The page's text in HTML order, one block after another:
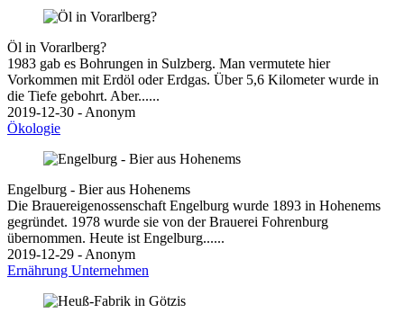
Öl in Vorarlberg?
1983 gab es Bohrungen in Sulzberg. Man vermutete hier
Vorkommen mit Erdöl oder Erdgas. Über 5,6 Kilometer wurde in
die Tiefe gebohrt. Aber......
2019-12-30 - Anonym
Ökologie
Engelburg - Bier aus Hohenems
Die Brauereigenossenschaft Engelburg wurde 1893 in Hohenems
gegründet. 1978 wurde sie von der Brauerei Fohrenburg
übernommen. Heute ist Engelburg......
2019-12-29 - Anonym
Ernährung Unternehmen